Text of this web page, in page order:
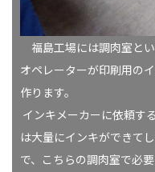
福島工場には調肉室と
オペレーターが印刷用の
作ります。
インキメーカーに依頼す
は大量にインキができて
で、こちらの調肉室で必